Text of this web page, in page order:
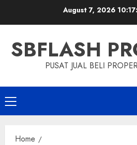
August 7, 2026
SBFLASH
PUSAT JUAL BELI
Primary
Menu
Home